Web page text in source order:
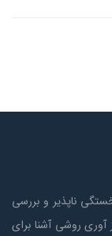
ناپذير و بررسی
آوری روشی آشنا برای